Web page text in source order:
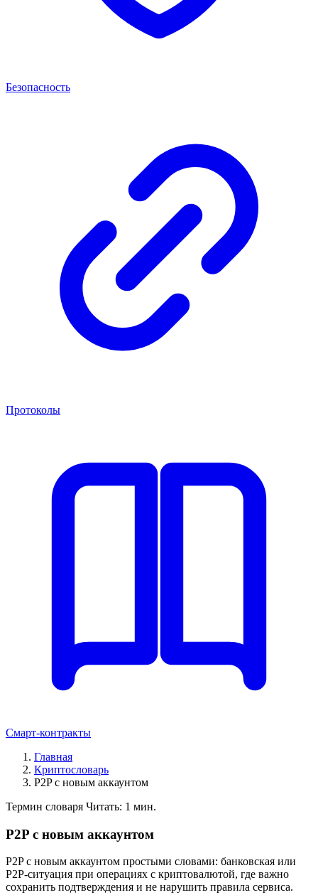
Безопасность
Протоколы
Смарт-контракты
Главная
Криптословарь
P2P с новым аккаунтом
Термин словаря Читать: 1 мин.
P2P с новым аккаунтом
P2P с новым аккаунтом простыми словами: банковская или
P2P-ситуация при операциях с криптовалютой, где важно
сохранить подтверждения и не нарушить правила сервиса.